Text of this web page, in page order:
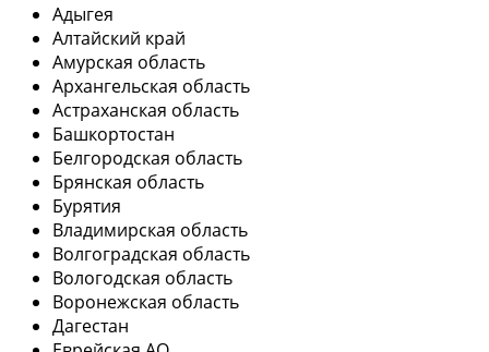
Адыгея
Алтайский край
Амурская область
Архангельская область
Астраханская область
Башкортостан
Белгородская область
Брянская область
Бурятия
Владимирская область
Волгоградская область
Вологодская область
Воронежская область
Дагестан